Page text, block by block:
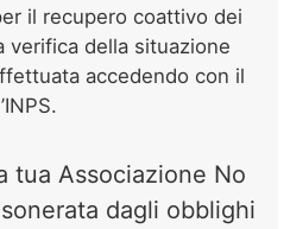
il recupero coattivo dei
verifica della situazione
accedendo con il
tua Associazione No
dagli obblighi